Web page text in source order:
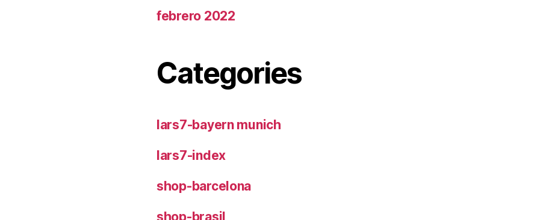
febrero 2022
Categories
lars7-bayern munich
lars7-index
shop-barcelona
shop-brasil